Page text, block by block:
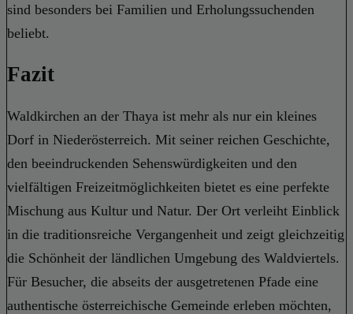
sind besonders bei Familien und Erholungssuchenden
beliebt.
Fazit
Waldkirchen an der Thaya ist mehr als nur ein kleines
Dorf in Niederösterreich. Mit seiner reichen Geschichte,
den beeindruckenden Sehenswürdigkeiten und den
vielfältigen Freizeitmöglichkeiten bietet es eine perfekte
Mischung aus Kultur und Natur. Der Ort verleiht Einblick
in die traditionsreiche Vergangenheit und zeigt gleichzeitig
die Schönheit der ländlichen Umgebung des Waldviertels.
Für Besucher, die abseits der ausgetretenen Pfade eine
authentische österreichische Gemeinde erleben möchten,